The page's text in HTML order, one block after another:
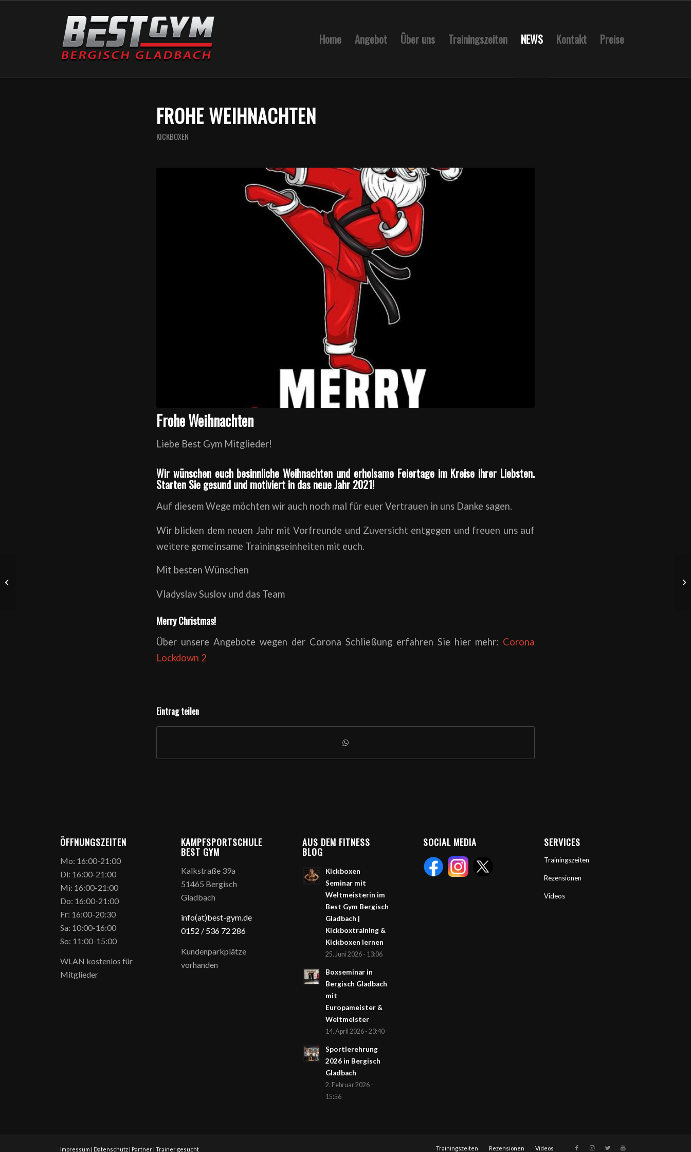
Home Angebot Über uns Trainingszeiten NEWS Kontakt Preise
FROHE WEIHNACHTEN
KICKBOXEN
Frohe Weihnachten
Liebe Best Gym Mitglieder!
Wir wünschen euch besinnliche Weihnachten und erholsame Feiertage im Kreise ihrer Liebsten.
Starten Sie gesund und motiviert in das neue Jahr 2021!
Auf diesem Wege möchten wir auch noch mal für euer Vertrauen in uns Danke sagen.
Wir blicken dem neuen Jahr mit Vorfreunde und Zuversicht entgegen und freuen uns auf
weitere gemeinsame Trainingseinheiten mit euch.
Mit besten Wünschen
Vladyslav Suslov und das Team
Merry Christmas!
Über unsere Angebote wegen der Corona Schließung erfahren Sie hier mehr: Corona
Lockdown 2
Eintrag teilen
ÖFFNUNGSZEITEN
Mo: 16:00-21:00
Di: 16:00-21:00
Mi: 16:00-21:00
Do: 16:00-21:00
Fr: 16:00-20:30
Sa: 10:00-16:00
So: 11:00-15:00
WLAN kostenlos für
Mitglieder
KAMPFSPORTSCHULE
BEST GYM
Kalkstraße 39a
51465 Bergisch
Gladbach
info(at)best-gym.de
0152 / 536 72 286
Kundenparkplätze
vorhanden
AUS DEM FITNESS
BLOG
Kickboxen
Seminar mit
Weltmeisterin im
Best Gym Bergisch
Gladbach |
Kickboxtraining &
Kickboxen lernen
25. Juni 2026 - 13:06
Boxseminar in
Bergisch Gladbach
mit
Europameister &
Weltmeister
14. April 2026 - 23:40
Sportlerehrung
2026 in Bergisch
Gladbach
2. Februar 2026 -
15:56
SOCIAL MEDIA SERVICES
Trainingszeiten
Rezensionen
Videos
Impressum Datenschutz Partner |Trainer gesucht Trainingszeiten Rezensionen Videos